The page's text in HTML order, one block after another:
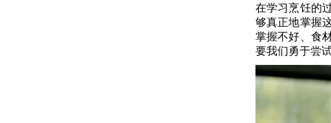
在学习烹饪的
够真正地掌握
掌握不好、食
要我们勇于尝